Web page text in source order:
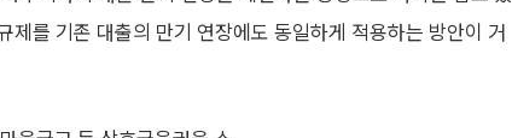
를 기존 대출의 만기 연장에도 동일하게 적용하는 방안이 거